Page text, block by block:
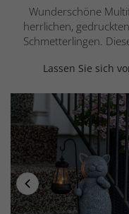
Wunderschöne
herrlichen,
Schmetterlingen.
Lassen Sie sich